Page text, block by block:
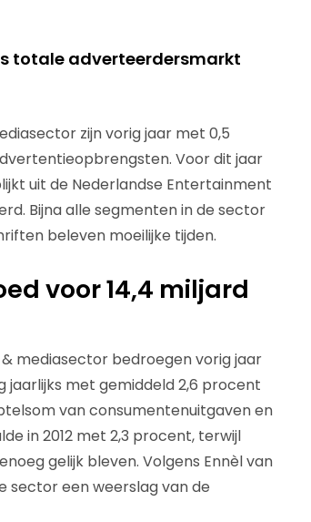
totale adverteerdersmarkt
zijn vorig jaar met 0,5
Voor dit jaar
uit de Nederlandse Entertainment
Bijna alle segmenten in de sector
beleven moeilijke tijden.
voor 14,4 miljard
mediasector bedroegen vorig jaar
jaarlijks met gemiddeld 2,6 procent
van consumentenuitgaven en
in 2012 met 2,3 procent, terwijl
gelijk bleven. Volgens Ennèl van
sector een weerslag van de